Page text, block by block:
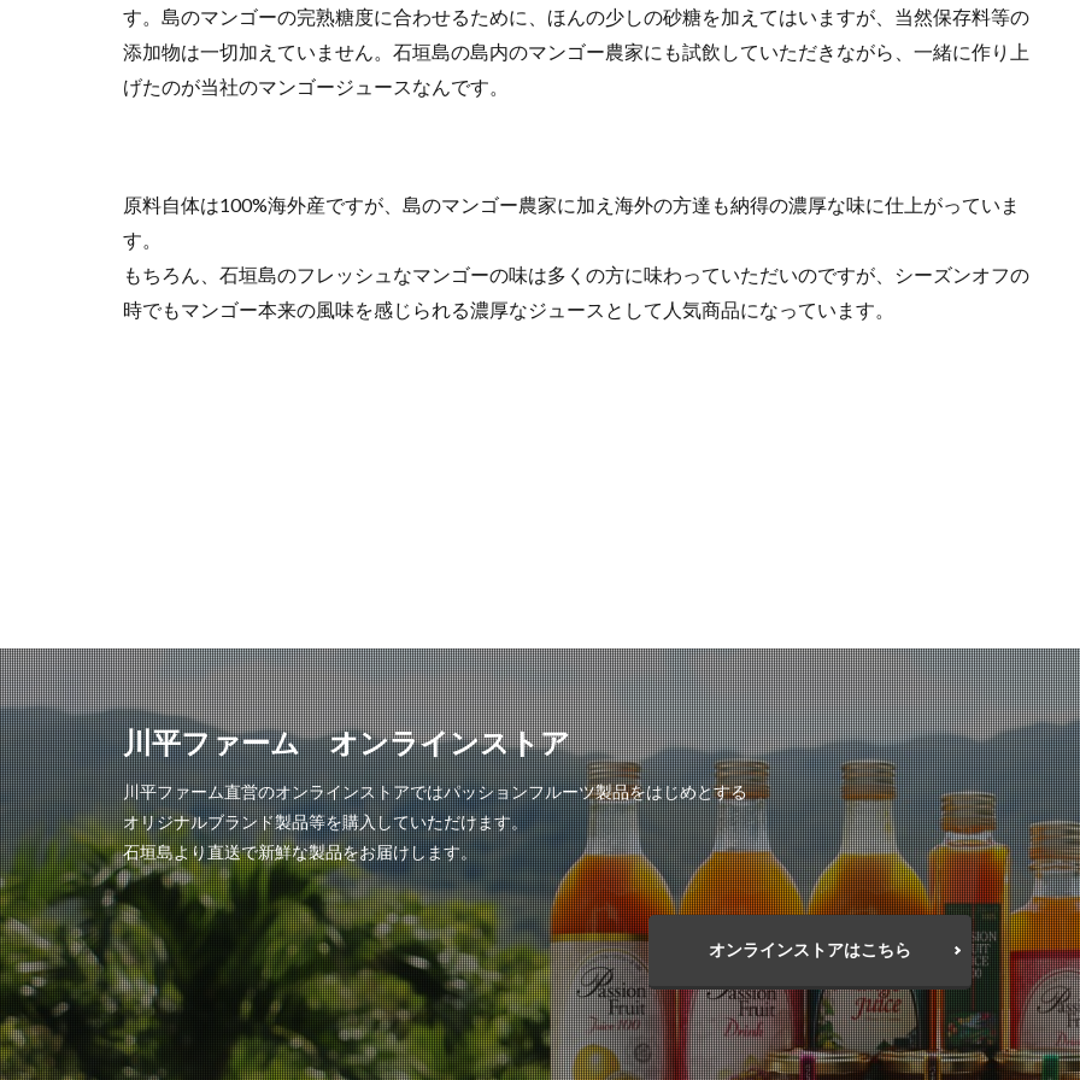
す。島のマンゴーの完熟糖度に合わせるために、ほんの少しの砂糖を加えてはいますが、当然保存料等の
添加物は一切加えていません。石垣島の島内のマンゴー農家にも試飲していただきながら、一緒に作り上
げたのが当社のマンゴージュースなんです。
原料自体は100%海外産ですが、島のマンゴー農家に加え海外の方達も納得の濃厚な味に仕上がっていま
す。
もちろん、石垣島のフレッシュなマンゴーの味は多くの方に味わっていただいのですが、シーズンオフの
時でもマンゴー本来の風味を感じられる濃厚なジュースとして人気商品になっています。
川平ファーム オンラインストア
川平ファーム直営のオンラインストアではパッションフルーツ製品をはじめとする
オリジナルブランド製品等を購入していただけます。
石垣島より直送で新鮮な製品をお届けします。
オンラインストアはこちら